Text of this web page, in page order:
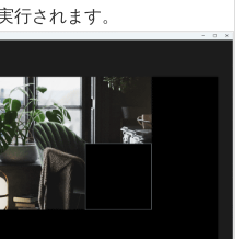
行されます。